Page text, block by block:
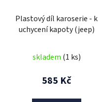
Plastový díl karoserie - k
uchycení kapoty (jeep)
skladem (1 ks)
585 Kč